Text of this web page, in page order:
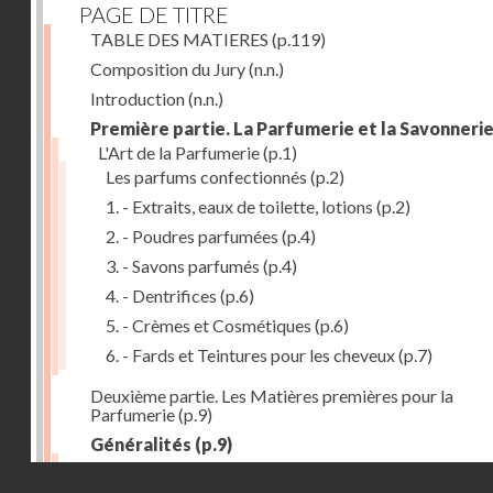
PAGE DE TITRE
TABLE DES MATIERES (p.119)
Composition du Jury(n.n.)
Introduction(n.n.)
Première partie. La Parfumerie et la Savonnerie
L'Art de la Parfumerie(p.1)
Les parfums confectionnés (p.2)
1. - Extraits, eaux de toilette, lotions (p.2)
2. - Poudres parfumées (p.4)
3. - Savons parfumés (p.4)
4. - Dentrifices (p.6)
5. - Crèmes et Cosmétiques (p.6)
6. - Fards et Teintures pour les cheveux(p.7)
Deuxième partie. Les Matières premières pour la
Parfumerie(p.9)
Généralités (p.9)
Les parfums naturels(p.10)